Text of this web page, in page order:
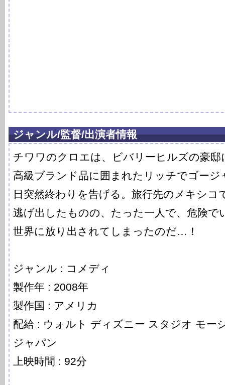
ジャンル/監督/出演者情報
チワワのクロエは、ビバリーヒルズの豪邸
高級ブランド品に囲まれたリッチでゴージ
日突然終わりを告げる。旅行先のメキシコ
逃げ出したものの、たった一人で、危険で
世界に放り出されてしまったのだ…！
ジャンル : コメディ
製作年 : 2008年
製作国 : アメリカ
配給 : ウォルト ディズニー スタジオ モー
ジャパン
上映時間 : 92分